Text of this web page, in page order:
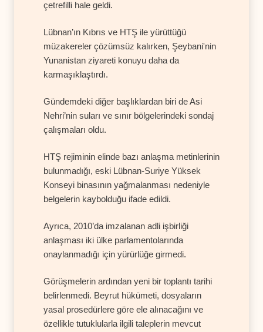
çetrefilli hale geldi.
Lübnan’ın Kıbrıs ve HTŞ ile yürüttüğü
müzakereler çözümsüz kalırken, Şeybani'nin
Yunanistan ziyareti konuyu daha da
karmaşıklaştırdı.
Gündemdeki diğer başlıklardan biri de Asi
Nehri’nin suları ve sınır bölgelerindeki sondaj
çalışmaları oldu.
HTŞ rejiminin elinde bazı anlaşma metinlerinin
bulunmadığı, eski Lübnan-Suriye Yüksek
Konseyi binasının yağmalanması nedeniyle
belgelerin kaybolduğu ifade edildi.
Ayrıca, 2010’da imzalanan adli işbirliği
anlaşması iki ülke parlamentolarında
onaylanmadığı için yürürlüğe girmedi.
Görüşmelerin ardından yeni bir toplantı tarihi
belirlenmedi. Beyrut hükümeti, dosyaların
yasal prosedürlere göre ele alınacağını ve
özellikle tutuklularla ilgili taleplerin mevcut